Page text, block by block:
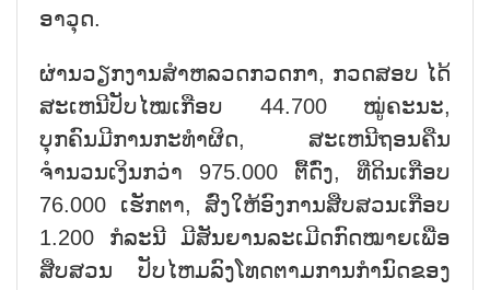
ອາວຸດ.
ຜ່ານວຽກງານສຳຫລວດກວດກາ, ກວດສອບ ໄດ້
ສະເຫນີປັບໄໝເກືອບ 44.700 ໝູ່ຄະນະ,
ບຸກຄົນມີການກະທຳຜິດ, ສະເຫນີຖອນຄືນ
ຈຳນວນເງິນກວ່າ 975.000 ຕື້ດົ່ງ, ທີ່ດິນເກືອບ
76.000 ເຮັກຕາ, ສົ່ງໃຫ້ອົງການສືບສວນເກືອບ
1.200 ກໍລະນີ ມີສັນຍານລະເມີດກົດໝາຍເພື່ອ
ສືບສວນ ປັບໄຫມລົງໂທດຕາມການກຳນົດຂອງ